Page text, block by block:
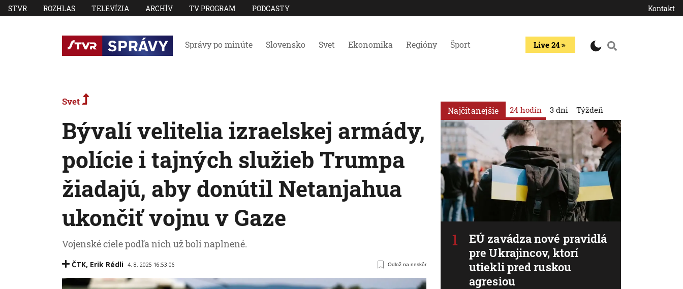
STVR ROZHLAS TELEVÍZIA ARCHÍV TV PROGRAM PODCASTY Kontakt
Správy po minúte Slovensko Svet Ekonomika Regióny Šport Live 24
Svet
Bývalí velitelia izraelskej armády,
polície i tajných služieb Trumpa
žiadajú, aby donútil Netanjahua
ukončiť vojnu v Gaze
Vojenské ciele podľa nich už boli naplnené.
ČTK, Erik Rédli 4. 8. 2025 16:53:06 Odlož na neskôr
Najčítanejšie 24 hodín
EÚ zavádza nové pravidlá
pre Ukrajincov, ktorí
utiekli pred ruskou
agresiou
3 dni Týždeň